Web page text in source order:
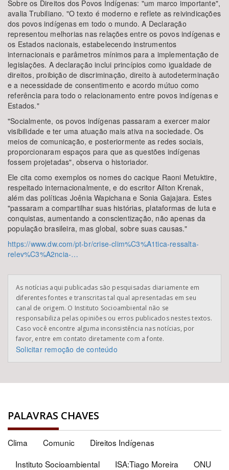
Sobre os Direitos dos Povos Indígenas: "um marco importante",
avalia Trubiliano. "O texto é moderno e reflete as reivindicações
dos povos indígenas em todo o mundo. A Declaração
representou melhorias nas relações entre os povos indígenas e
os Estados nacionais, estabelecendo instrumentos
internacionais e parâmetros mínimos para a implementação de
legislações. A declaração inclui princípios como igualdade de
direitos, proibição de discriminação, direito à autodeterminação
e a necessidade de consentimento e acordo mútuo como
referência para todo o relacionamento entre povos indígenas e
Estados."
"Socialmente, os povos indígenas passaram a exercer maior
visibilidade e ter uma atuação mais ativa na sociedade. Os
meios de comunicação, e posteriormente as redes sociais,
proporcionaram espaços para que as questões indígenas
fossem projetadas", observa o historiador.
Ele cita como exemplos os nomes do cacique Raoni Metuktire,
respeitado internacionalmente, e do escritor Ailton Krenak,
além das políticas Joênia Wapichana e Sonia Gajajara. Estes
"passaram a compartilhar suas histórias, plataformas de luta e
conquistas, aumentando a conscientização, não apenas da
população brasileira, mas global, sobre suas causas."
https://www.dw.com/pt-br/crise-clim%C3%A1tica-ressalta-
relev%C3%A2ncia-…
As notícias aqui publicadas são pesquisadas diariamente em
diferentes fontes e transcritas tal qual apresentadas em seu
canal de origem. O Instituto Socioambiental não se
responsabiliza pelas opiniões ou erros publicados nestes textos.
Caso você encontre alguma inconsistência nas notícias, por
favor, entre em contato diretamente com a fonte.
Solicitar remoção de conteúdo
PALAVRAS CHAVES
Clima Comunic
Direitos Indígenas
Instituto Socioambiental
ISA:Tiago Moreira
ONU